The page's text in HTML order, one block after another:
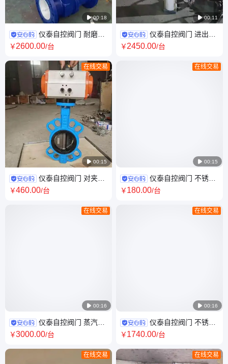
 00:18
仪泰自控阀门 耐磨矿
用 内衬陶瓷 电动排渣闸阀
￥2600.00/台
 00:15
在线交易
仪泰自控阀门 对夹式
中线 气动软密封蝶阀 D671X
￥460.00/台
 00:16
在线交易
仪泰自控阀门 蒸汽减
压用 铸钢材质 自力式调节阀
￥3000.00/台
在线交易
 00:11
仪泰自控阀门 进出料
用 耐磨 气动陶瓷双插板阀
￥2450.00/台
 00:15
在线交易
仪泰自控阀门 不锈钢
材质 螺纹连接 支管减压阀
￥180.00/台
 00:16
在线交易
仪泰自控阀门 不锈钢
材质 耐酸碱腐蚀 衬氟法兰蝶阀
￥1740.00/台
在线交易